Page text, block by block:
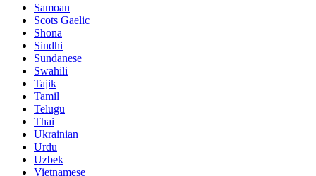
Samoan
Scots Gaelic
Shona
Sindhi
Sundanese
Swahili
Tajik
Tamil
Telugu
Thai
Ukrainian
Urdu
Uzbek
Vietnamese